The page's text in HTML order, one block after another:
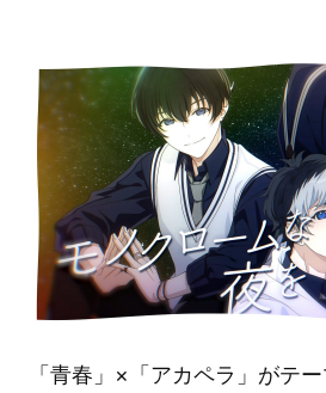
「青春」×「アカペラ」がテ